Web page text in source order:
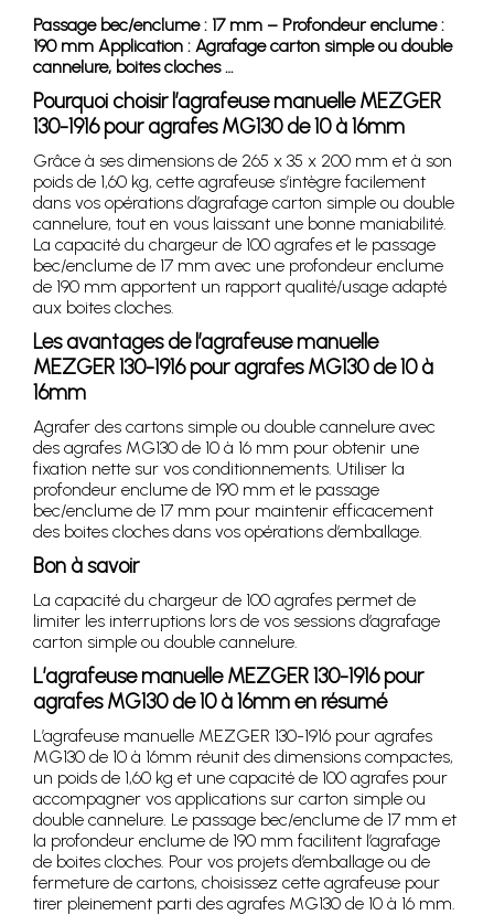
Passage bec/enclume : 17 mm – Profondeur enclume :
190 mm Application : Agrafage carton simple ou double
cannelure, boites cloches …
Pourquoi choisir l’agrafeuse manuelle MEZGER
130-1916 pour agrafes MG130 de 10 à 16mm
Grâce à ses dimensions de 265 x 35 x 200 mm et à son
poids de 1,60 kg, cette agrafeuse s’intègre facilement
dans vos opérations d’agrafage carton simple ou double
cannelure, tout en vous laissant une bonne maniabilité.
La capacité du chargeur de 100 agrafes et le passage
bec/enclume de 17 mm avec une profondeur enclume
de 190 mm apportent un rapport qualité/usage adapté
aux boites cloches.
Les avantages de l’agrafeuse manuelle
MEZGER 130-1916 pour agrafes MG130 de 10 à
16mm
Agrafer des cartons simple ou double cannelure avec
des agrafes MG130 de 10 à 16 mm pour obtenir une
fixation nette sur vos conditionnements. Utiliser la
profondeur enclume de 190 mm et le passage
bec/enclume de 17 mm pour maintenir efficacement
des boites cloches dans vos opérations d’emballage.
Bon à savoir
La capacité du chargeur de 100 agrafes permet de
limiter les interruptions lors de vos sessions d’agrafage
carton simple ou double cannelure.
L’agrafeuse manuelle MEZGER 130-1916 pour
agrafes MG130 de 10 à 16mm en résumé
L’agrafeuse manuelle MEZGER 130-1916 pour agrafes
MG130 de 10 à 16mm réunit des dimensions compactes,
un poids de 1,60 kg et une capacité de 100 agrafes pour
accompagner vos applications sur carton simple ou
double cannelure. Le passage bec/enclume de 17 mm et
la profondeur enclume de 190 mm facilitent l’agrafage
de boites cloches. Pour vos projets d’emballage ou de
fermeture de cartons, choisissez cette agrafeuse pour
tirer pleinement parti des agrafes MG130 de 10 à 16 mm.